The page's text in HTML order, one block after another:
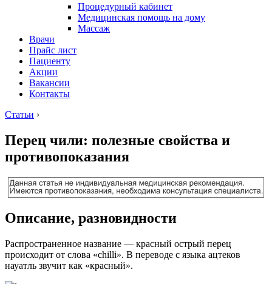
Процедурный кабинет
Медицинская помощь на дому
Массаж
Врачи
Прайс лист
Пациенту
Акции
Вакансии
Контакты
Статьи ›
Перец чили: полезные свойства и
противопоказания
Описание, разновидности
Распространенное название — красный острый перец
происходит от слова «chilli». В переводе с языка ацтеков
науатль звучит как «красный».